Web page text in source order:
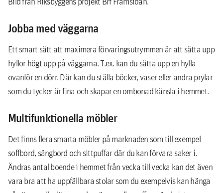
Jobba med väggarna
Ett smart sätt att maximera förvaringsutrymmen är att sätta upp
hyllor högt upp på väggarna. T.ex. kan du sätta upp en hylla
ovanför en dörr. Där kan du ställa böcker, vaser eller andra prylar
som du tycker är fina och skapar en ombonad känsla i hemmet.
Multifunktionella möbler
Det finns flera smarta möbler på marknaden som till exempel
soffbord, sängbord och sittpuffar där du kan förvara saker i.
Ändras antal boende i hemmet från vecka till vecka kan det även
vara bra att ha uppfällbara stolar som du exempelvis kan hänga